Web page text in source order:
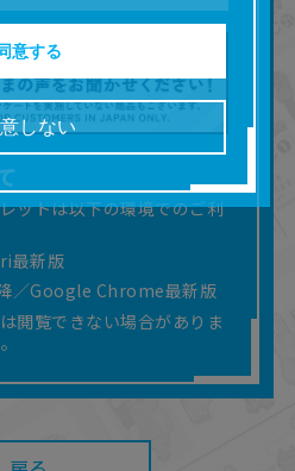
ットは以下の環境でのご利
最新版
／Google Chrome最新版
閲覧できない場合がありま
の一部または全部を私的
意見投稿の目的での画像
）を超えて使用（複製、
布、配信、販売、出版等
せん。）することは禁止
書は、お客様が購入され
のと異なる場合がありま
どにより、取扱説明書の
れる場合があります。
正確性確保に努めており
完全性を保証するもので
よっては、本サービスを
合があります。
こと、または利用できな
らの責任を負いません。
したことによって、利用
しない
意する